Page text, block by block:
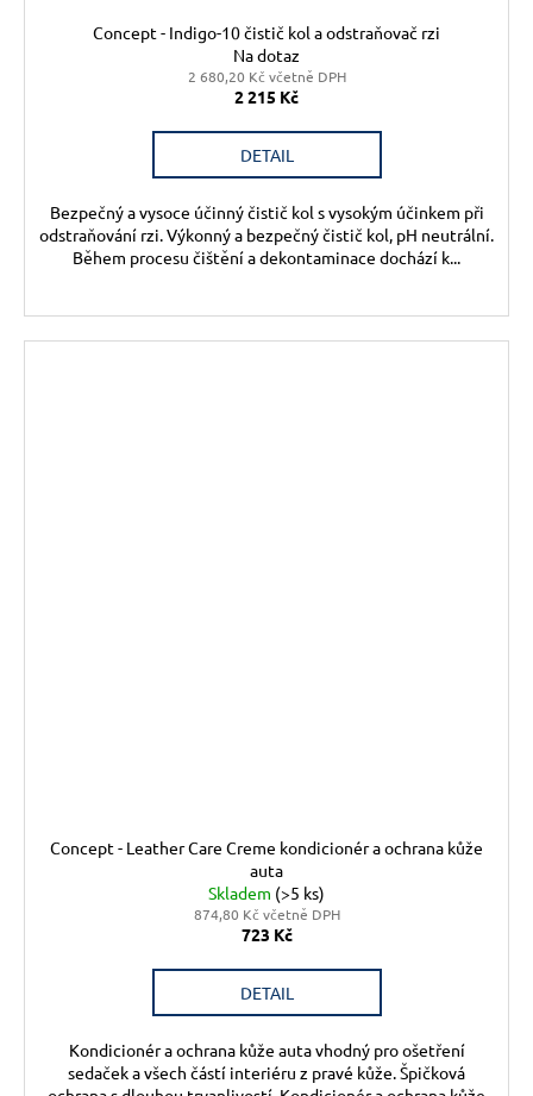
Concept - Indigo-10 čistič kol a odstraňovač rzi
Na dotaz
2 680,20 Kč včetně DPH
2 215 Kč
DETAIL
Bezpečný a vysoce účinný čistič kol s vysokým účinkem při
odstraňování rzi. Výkonný a bezpečný čistič kol, pH neutrální.
Během procesu čištění a dekontaminace dochází k...
Concept - Leather Care Creme kondicionér a ochrana kůže
auta
Skladem (>5 ks)
874,80 Kč včetně DPH
723 Kč
DETAIL
Kondicionér a ochrana kůže auta vhodný pro ošetření
sedaček a všech částí interiéru z pravé kůže. Špičková